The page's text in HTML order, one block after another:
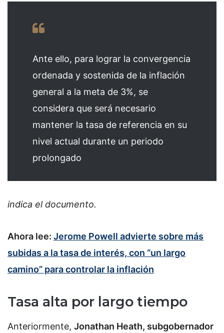
Ante ello, para lograr la convergencia
ordenada y sostenida de la inflación
general a la meta de 3%, se
considera que será necesario
mantener la tasa de referencia en su
nivel actual durante un periodo
prolongado
indica el documento.
Ahora lee: Jerome Powell advierte sobre más
subidas a la tasa de interés, con “un largo
camino” para controlar la inflación
Tasa alta por largo tiempo
Anteriormente, Jonathan Heath, subgobernador